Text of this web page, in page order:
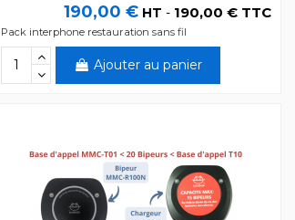
190,00 € HT - 190,00 € TTC
Pack interphone restauration sans fil
Ajouter au panier